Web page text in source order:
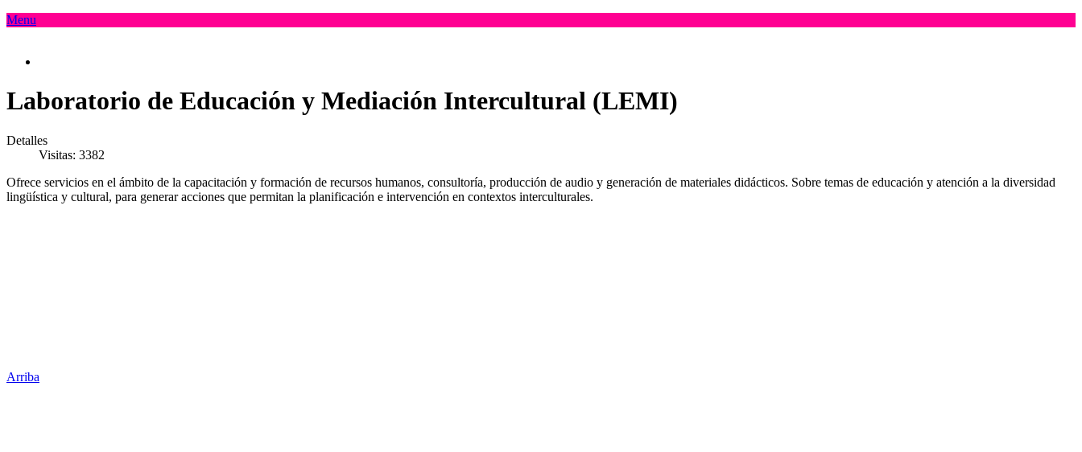
Menu
Laboratorio de Educación y Mediación Intercultural (LEMI)
Detalles
Visitas: 3382
Ofrece servicios en el ámbito de la capacitación y formación de recursos humanos, consultoría, producción de audio y generación de materiales didácticos. Sobre temas de educación y atención a la diversidad
lingüística y cultural, para generar acciones que permitan la planificación e intervención en contextos interculturales.
Arriba